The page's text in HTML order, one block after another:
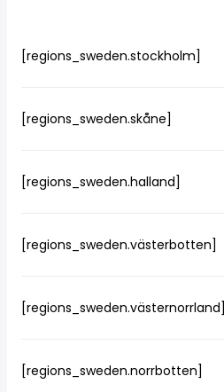
[regions_sweden.stockholm]
[regions_sweden.skåne]
[regions_sweden.halland]
[regions_sweden.västerbotten]
[regions_sweden.västernorrland]
[regions_sweden.norrbotten]